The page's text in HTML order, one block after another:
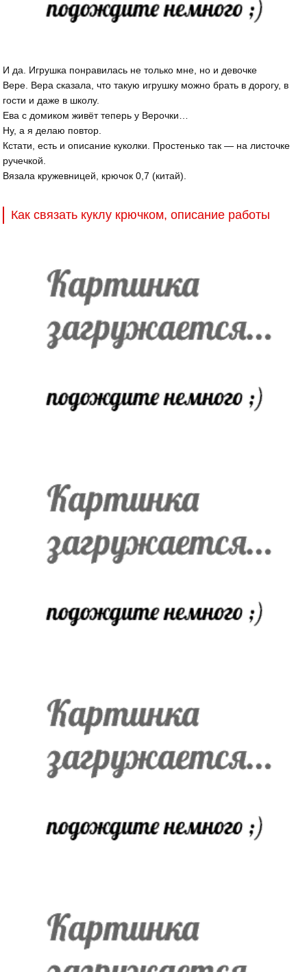
И да. Игрушка понравилась не только мне, но и девочке
Вере. Вера сказала, что такую игрушку можно брать в дорогу, в
гости и даже в школу.
Ева с домиком живёт теперь у Верочки…
Ну, а я делаю повтор.
Кстати, есть и описание куколки. Простенько так — на листочке
ручечкой.
Вязала кружевницей, крючок 0,7 (китай).
Как связать куклу крючком, описание работы